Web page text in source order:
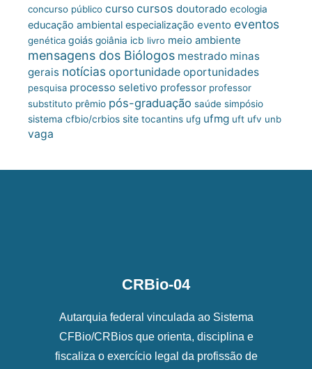
concurso público curso cursos doutorado ecologia
educação ambiental especialização evento eventos
genética goiás goiânia icb livro meio ambiente
mensagens dos Biólogos mestrado minas
gerais notícias oportunidade oportunidades
pesquisa processo seletivo professor professor
substituto prêmio pós-graduação saúde simpósio
sistema cfbio/crbios site tocantins ufg ufmg uft ufv unb
vaga
CRBio-04
Autarquia federal vinculada ao Sistema
CFBio/CRBios que orienta, disciplina e
fiscaliza o exercício legal da profissão de